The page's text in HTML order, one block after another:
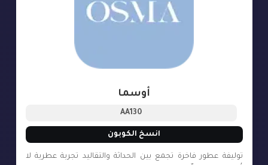
أوسما
AA130
انسخ الكوبون
توليفة عطور فاخرة تجمع بين الحداثة والتقاليد تجربة عطرية لا